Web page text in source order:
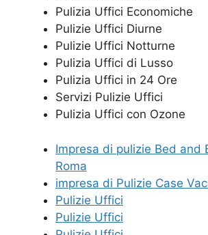
Pulizia Uffici Economiche
Pulizie Uffici Diurne
Pulizie Uffici Notturne
Pulizia Uffici di Lusso
Pulizia Uffici in 24 Ore
Servizi Pulizie Uffici
Pulizia Uffici con Ozone
Impresa di pulizie Bed and
Roma
impresa di Pulizie Case
Pulizie Uffici
Pulizie Uffici